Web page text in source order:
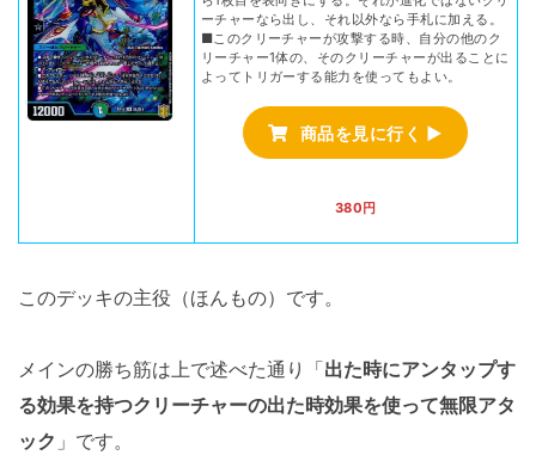
ーチャーなら出し、それ以外なら手札に加える。
■このクリーチャーが攻撃する時、自分の他のク
リーチャー1体の、そのクリーチャーが出ることに
よってトリガーする能力を使ってもよい。
商品を見に行く ▶
380円
このデッキの主役（ほんもの）です。
メインの勝ち筋は上で述べた通り「出た時にアンタップす
る効果を持つクリーチャーの出た時効果を使って無限アタ
ック 」です。